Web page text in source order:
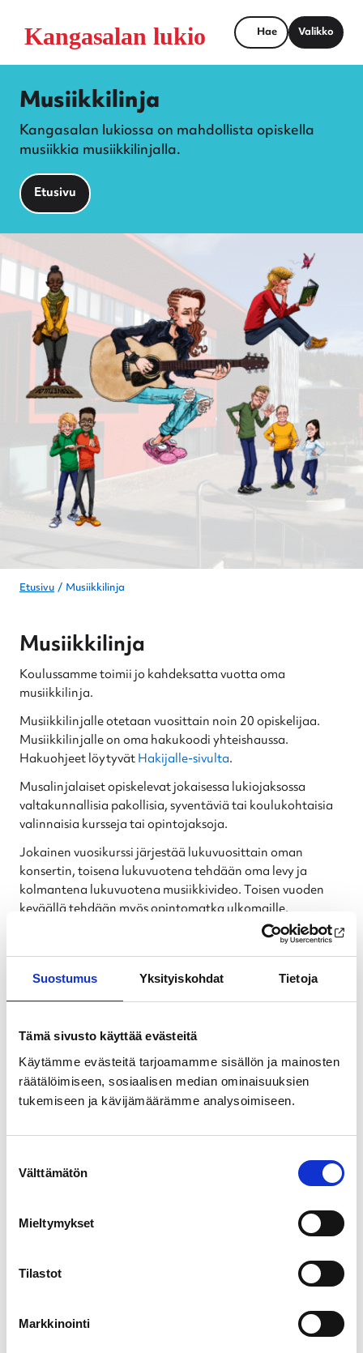
Suostumus Yksityiskohdat Tietoja
Tämä sivusto käyttää evästeitä
Käytämme evästeitä tarjoamamme sisällön ja mainosten
räätälöimiseen, sosiaalisen median ominaisuuksien
tukemiseen ja kävijämäärämme analysoimiseen.
valinta
Välttämätön
Mieltymykset
Tilastot
Markkinointi
Hae Valikko
Musiikkilinja
Kangasalan lukiossa on mahdollista opiskella
musiikkia musiikkilinjalla.
Etusivu
Etusivu Musiikkilinja
Musiikkilinja
Koulussamme toimii jo kahdeksatta vuotta oma
musiikkilinja.
Musiikkilinjalle otetaan vuosittain noin 20 opiskelijaa.
Musiikkilinjalle on oma hakukoodi yhteishaussa.
Hakuohjeet löytyvätHakijalle-sivulta.
Musalinjalaiset opiskelevat jokaisessa lukiojaksossa
valtakunnallisia pakollisia, syventäviä tai koulukohtaisia
valinnaisia kursseja tai opintojaksoja.
Jokainen vuosikurssi järjestää lukuvuosittain oman
konsertin, toisena lukuvuotena tehdään oma levy ja
kolmantena lukuvuotena musiikkivideo. Toisen vuoden
keväällä tehdään myös opintomatka ulkomaille.
Lisäksi musiikkilinjalaiset esiintyvät koulun omissa
tilaisuuksissa sekä myös koulun ulkopuolella erikseen
sovittaessa.
Musiikkilinjan uusin kappale.
Bingo